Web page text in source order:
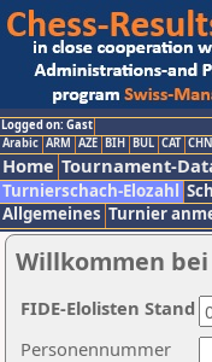
Logged on: Gast
Arabic ARM AZE BIH BUL CAT CHN
Home Tournament-
Turnierschach-Elozahl
Allgemeines Turnier
Willkommen bei
Personennummer
FIDE-Elolisten Stand